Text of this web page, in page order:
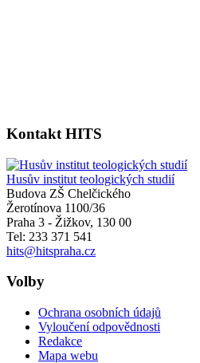
Kontakt HITS
Husův institut teologických studií
Budova ZŠ Chelčického
Žerotínova 1100/36
Praha 3 - Žižkov, 130 00
Tel: 233 371 541
hits@hitspraha.cz
Volby
Ochrana osobních údajů
Vyloučení odpovědnosti
Redakce
Mapa webu